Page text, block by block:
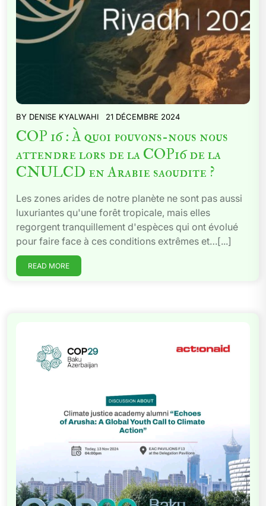
BY DENISE KYALWAHI 21 DÉCEMBRE 2024
COP 16 : À quoi pouvons-nous nous
attendre lors de la COP16 de la
CNULCD en Arabie saoudite ?
Les zones arides de notre planète ne sont pas aussi
luxuriantes qu'une forêt tropicale, mais elles
regorgent tranquillement d'espèces qui ont évolué
pour faire face à ces conditions extrêmes et…[...]
READ MORE